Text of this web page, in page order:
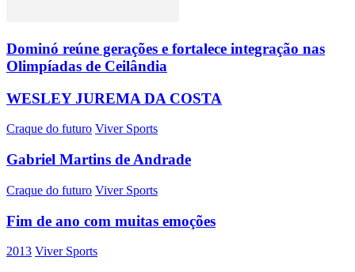
Dominó reúne gerações e fortalece integração nas
Olimpíadas de Ceilândia
WESLEY JUREMA DA COSTA
Craque do futuro Viver Sports
Gabriel Martins de Andrade
Craque do futuro Viver Sports
Fim de ano com muitas emoções
2013 Viver Sports